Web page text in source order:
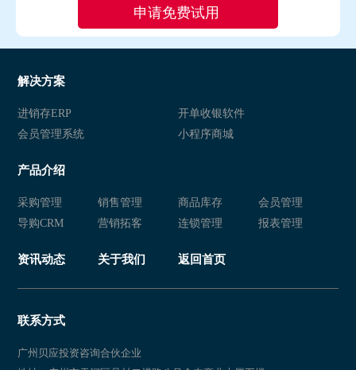
解决方案
进销存ERP
开单收银软件
会员管理系统
小程序商城
产品介绍
采购管理 销售管理 商品库存
会员管理
导购CRM
营销拓客 连锁管理 报表管理
资讯动态 关于我们 返回首页
联系方式
广州贝应投资咨询合伙企业